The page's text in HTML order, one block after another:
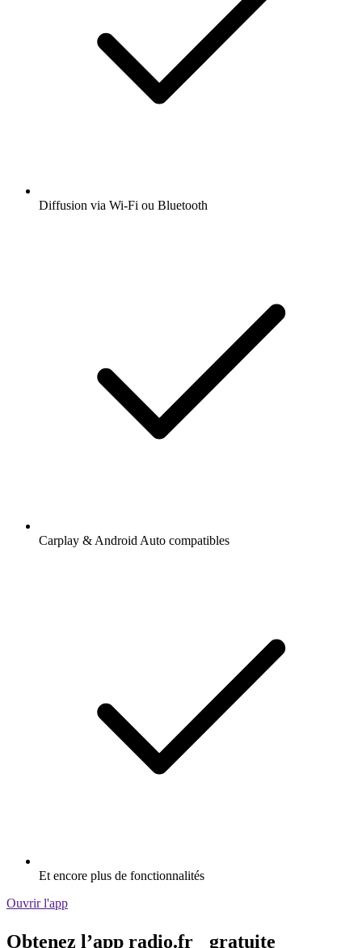
Diffusion via Wi-Fi ou Bluetooth
Carplay & Android Auto compatibles
Et encore plus de fonctionnalités
Ouvrir l'app
Obtenez l’app radio.fr gratuite